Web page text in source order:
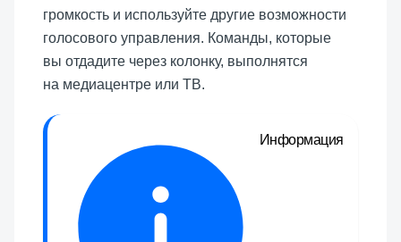
громкость и используйте другие возможности
голосового управления. Команды, которые
вы отдадите через колонку, выполнятся
на медиацентре или ТВ.
Информация